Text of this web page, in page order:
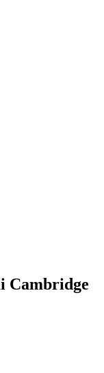
Cambridge